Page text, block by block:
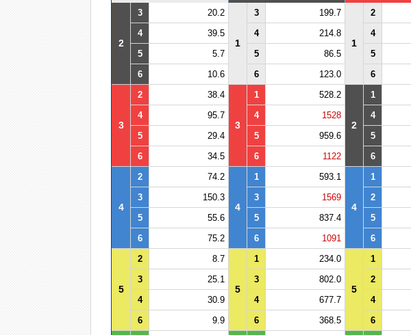
2
3 20.2
1
3 199.7
1
2
4
39.5 4 214.8 4
5
5.7 5 86.5 5
6
10.6 6 123.0 6
3
2 38.4
3
1 528.2
2
1
4
95.7 4 1528 4
5
29.4 5 959.6 5
6
34.5 6 1122 6
4
2 74.2
4
1 593.1
4
1
3
150.3 3 1569 2
5
55.6 5 837.4 5
6
75.2 6 1091 6
5
2 8.7
5
1 234.0
5
1
3
25.1 3 802.0 2
4
30.9 4 677.7 4
6
9.9 6 368.5 6